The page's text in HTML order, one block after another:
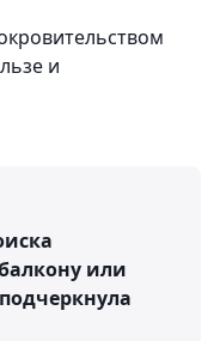
и
или